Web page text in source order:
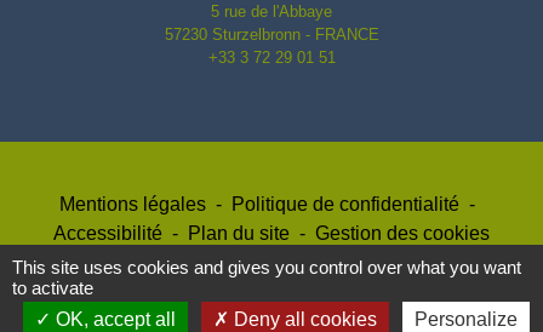
5 rue de l'Abbaye
57230 Sturzelbronn - FRANCE
+33 3 72 29 01 51
Mentions légales - Politique de confidentialité -
Accessibilité - Plan du site - Gestion des cookies
Site créé en partenariat avec Réseau des Communes
This site uses cookies and gives you control over what you want
to activate
OK, accept all
Deny all cookies Personalize